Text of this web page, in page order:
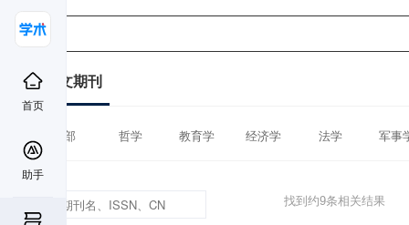
首页
助手
中文期刊
全部 哲学 教育学 经济学 法学 军事
找到约9条相关结果